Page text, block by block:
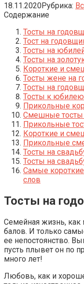
18.11.2020Рубрика:
Содержание
Тосты на
Тост на
Тосты на
Тосты на
Короткие и
Тосты жене на
Тосты на
Тосты к
Прикольные
Смешные тосты
Прикольные
Короткие и
Прикольные
Тосты на
Тосты на
Самые
слов
Тосты на
Семейная жизнь, как
балов. И только
ее непостоянство.
пусть плывет он по
много лет!
Любовь, как и